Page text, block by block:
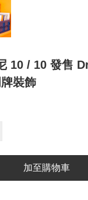
10 / 10 發售
裝飾
加至購物車